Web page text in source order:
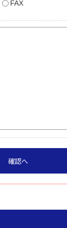
FAX
確認へ